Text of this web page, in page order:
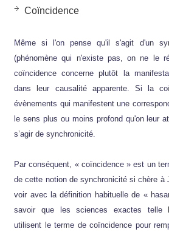
Coïncidence
Même si l'on pense qu'il s'agit d'un
(phénomène qui n'existe pas, on ne le
coïncidence concerne plutôt la
dans leur causalité apparente. Si la
évènements qui manifestent une
le sens plus ou moins profond qu'on leur
s’agir de synchronicité.
Par conséquent, « coïncidence » est un
de cette notion de synchronicité si chère à
voir avec la définition habituelle de «
savoir que les sciences exactes telle
utilisent le terme de coïncidence pour